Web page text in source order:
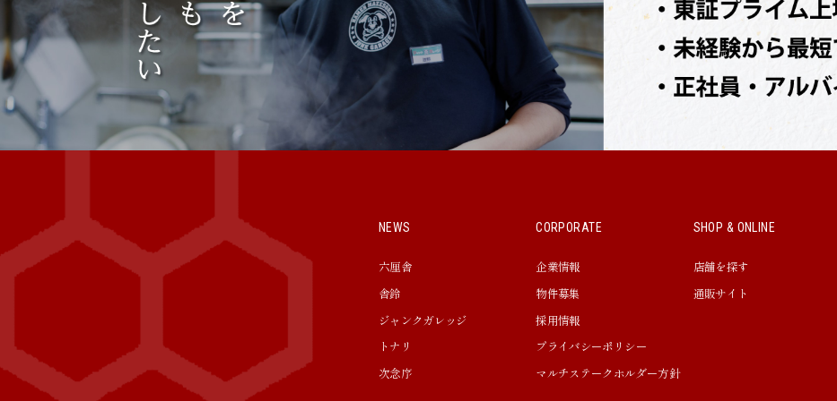
NEWS
六厘舎
舎鈴
ジャンクガレッジ
トナリ
次念序
CORPORATE
企業情報
物件募集
採用情報
プライバシーポリシー
マルチステークホルダー方針
SHOP & ONLINE
店舗を探す
通販サイト